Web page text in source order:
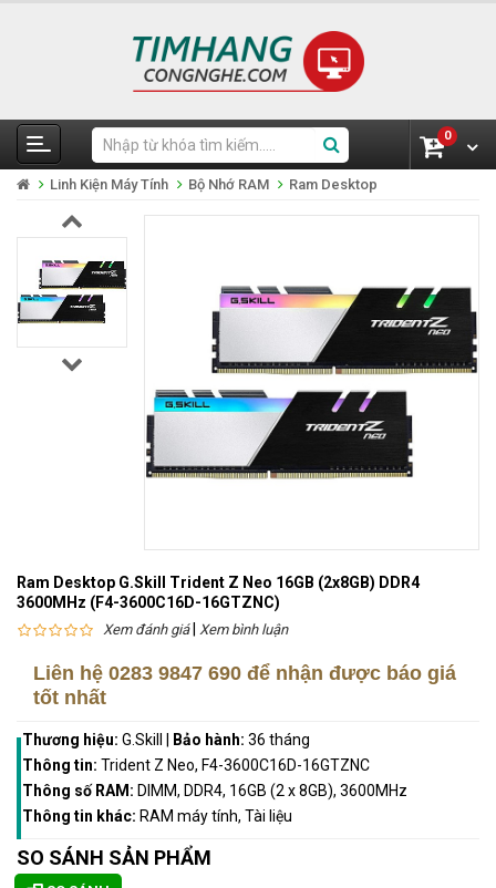
0
Linh Kiện Máy Tính Bộ Nhớ RAM Ram Desktop
Ram Desktop G.Skill Trident Z Neo 16GB (2x8GB) DDR4
3600MHz (F4-3600C16D-16GTZNC)
Xem đánh giá| Xem bình luận
Liên hệ 0283 9847 690 để nhận được báo giá
tốt nhất
Thương hiệu: G.Skill Bảo hành: 36 tháng
Thông tin: Trident Z Neo, F4-3600C16D-16GTZNC
Thông số RAM: DIMM, DDR4, 16GB (2 x 8GB), 3600MHz
Thông tin khác: RAM máy tính, Tài liệu
SO SÁNH SẢN PHẨM